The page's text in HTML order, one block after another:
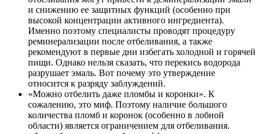
и снижению ее защитных функций (особенно при
высокой концентрации активного ингредиента).
Именно поэтому специалисты проводят процедуру
реминерализации после отбеливания, а также
рекомендуют в первые дни избегать холодной и горячей
пищи. Однако нельзя сказать, что перекись водорода
разрушает эмаль. Вот почему это утверждение
относится к разряду заблуждений.
«Можно отбелить даже пломбы и коронки». К
сожалению, это миф. Поэтому наличие большого
количества пломб и коронок (особенно в лобной
области) является ограничением для отбеливания.